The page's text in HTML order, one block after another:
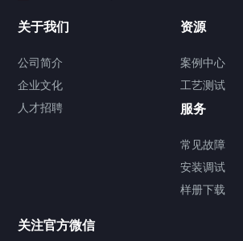
Chiller气体控温系统
Chamber试验箱
关于我们
公司简介
企业文化
人才招聘
资源
案例中心
工艺测试
服务
常见故障
安装调试
样册下载
关注官方微信